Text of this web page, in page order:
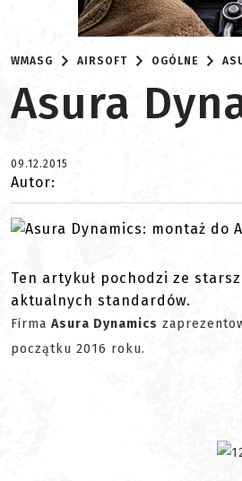
WMASG AIRSOFT OGÓLNE
Asura
09.12.2015
Autor:
Ten artykuł pochodzi ze
aktualnych standardów.
Firma Asura Dynamics
początku 2016 roku.